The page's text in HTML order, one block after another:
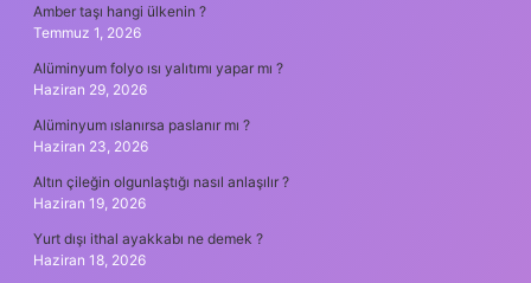
Amber taşı hangi ülkenin ?
Temmuz 1, 2026
Alüminyum folyo ısı yalıtımı yapar mı ?
Haziran 29, 2026
Alüminyum ıslanırsa paslanır mı ?
Haziran 23, 2026
Altın çileğin olgunlaştığı nasıl anlaşılır ?
Haziran 19, 2026
Yurt dışı ithal ayakkabı ne demek ?
Haziran 18, 2026